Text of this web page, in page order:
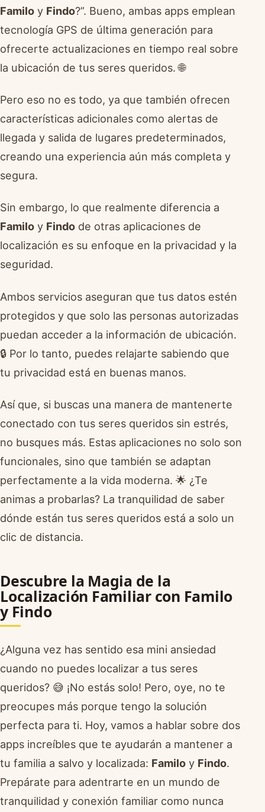
Familo y Findo?”. Bueno, ambas apps emplean
tecnología GPS de última generación para
ofrecerte actualizaciones en tiempo real sobre
la ubicación de tus seres queridos. 🌐
Pero eso no es todo, ya que también ofrecen
características adicionales como alertas de
llegada y salida de lugares predeterminados,
creando una experiencia aún más completa y
segura.
Sin embargo, lo que realmente diferencia a
Familo y Findo de otras aplicaciones de
localización es su enfoque en la privacidad y la
seguridad.
Ambos servicios aseguran que tus datos estén
protegidos y que solo las personas autorizadas
puedan acceder a la información de ubicación.
🔒 Por lo tanto, puedes relajarte sabiendo que
tu privacidad está en buenas manos.
Así que, si buscas una manera de mantenerte
conectado con tus seres queridos sin estrés,
no busques más. Estas aplicaciones no solo son
funcionales, sino que también se adaptan
perfectamente a la vida moderna. 🌟 ¿Te
animas a probarlas? La tranquilidad de saber
dónde están tus seres queridos está a solo un
clic de distancia.
Descubre la Magia de la
Localización Familiar con Familo
y Findo
¿Alguna vez has sentido esa mini ansiedad
cuando no puedes localizar a tus seres
queridos? 😅 ¡No estás solo! Pero, oye, no te
preocupes más porque tengo la solución
perfecta para ti. Hoy, vamos a hablar sobre dos
apps increíbles que te ayudarán a mantener a
tu familia a salvo y localizada: Familo y Findo.
Prepárate para adentrarte en un mundo de
tranquilidad y conexión familiar como nunca